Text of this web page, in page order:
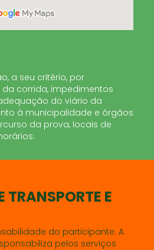
a seu critério, por
corrida, impedimentos
do viário da
à municipalidade e órgãos
da prova, locais de
TRANSPORTE E
do participante. A
pelos serviços